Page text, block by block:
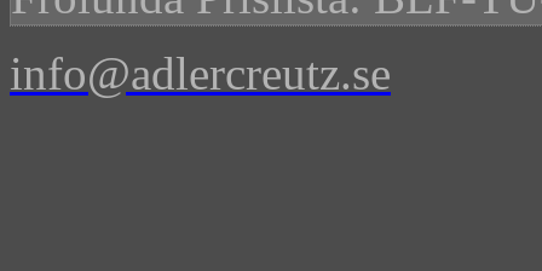
info@adlercreutz.se